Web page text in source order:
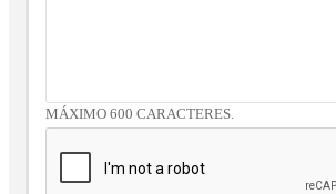
MÁXIMO 600 CARACTERES.